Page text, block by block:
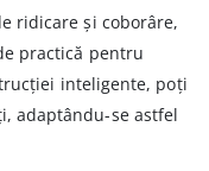
ridicare și coborâre,
practică pentru
inteligente, poți
adaptându-se astfel